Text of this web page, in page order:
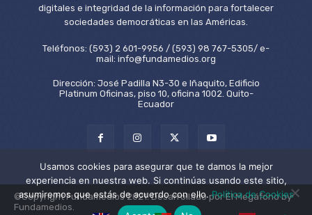
digitales e integridad de la información para fortalecer
sociedades democráticas en las Américas.
Teléfonos: (593) 2 601-9956 / (593) 98 767-5305/ e-
mail: info@fundamedios.org
Dirección: José Padilla N3-30 e Iñaquito, Edificio
Platinum Oficinas, piso 10, oficina 1002. Quito-
Ecuador
©Copyright Fundamedios 2021. Desarrollado por El Megáfono by
Fundamedios.
Usamos cookies para asegurar que te damos la mejor
experiencia en nuestra web. Si continúas usando este sitio,
asumiremos que estás de acuerdo con ello.Política de Cookies